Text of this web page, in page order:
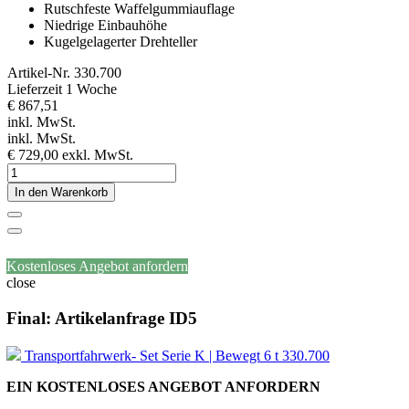
Rutschfeste Waffelgummiauflage
Niedrige Einbauhöhe
Kugelgelagerter Drehteller
Artikel-Nr. 330.700
Lieferzeit 1 Woche
€ 867,51
inkl. MwSt.
inkl. MwSt.
€ 729,00 exkl. MwSt.
In den Warenkorb
Kostenloses Angebot anfordern
close
Final: Artikelanfrage ID5
Transportfahrwerk- Set Serie K | Bewegt 6 t 330.700
EIN KOSTENLOSES ANGEBOT ANFORDERN